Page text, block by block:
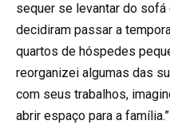
sequer se levantar do sofá
decidiram passar a
quartos de hóspedes
reorganizei algumas das
com seus trabalhos,
abrir espaço para a família.”